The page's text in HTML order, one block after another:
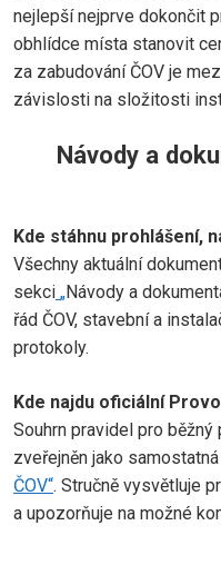
nejlepší nejprve dokončit
obhlídce místa stanovit
za zabudování ČOV je
závislosti na složitosti
Návody a
Kde stáhnu prohlášení,
Všechny aktuální
sekci „Návody a
řád ČOV, stavební a
protokoly.
Kde najdu oficiální
Souhrn pravidel pro
zveřejněn jako
ČOV“. Stručně vysvětluje
a upozorňuje na možné